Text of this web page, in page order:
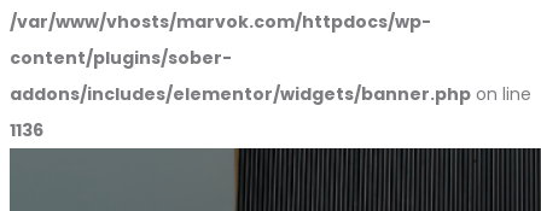
/var/www/vhosts/marvok.com/httpdocs/wp-
content/plugins/sober-
addons/includes/elementor/widgets/banner.php on line
1136